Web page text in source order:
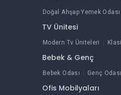
Doğal Ahşap Yemek Odası
TV Ünitesi
Modern Tv Üniteleri
Bebek & Genç
Bebek Odası Genç Odası
Ofis Mobilyaları